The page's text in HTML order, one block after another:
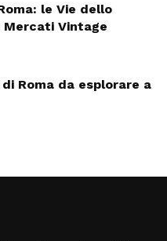
le Vie dello
Mercati Vintage
Roma da esplorare a